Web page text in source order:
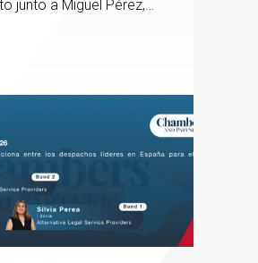
junto a Miguel Pérez,